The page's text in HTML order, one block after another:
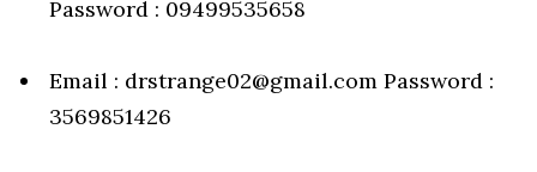
Password : 09499535658
Email : drstrange02@gmail.com Password :
3569851426